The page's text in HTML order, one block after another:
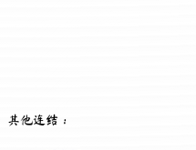
其他连结：